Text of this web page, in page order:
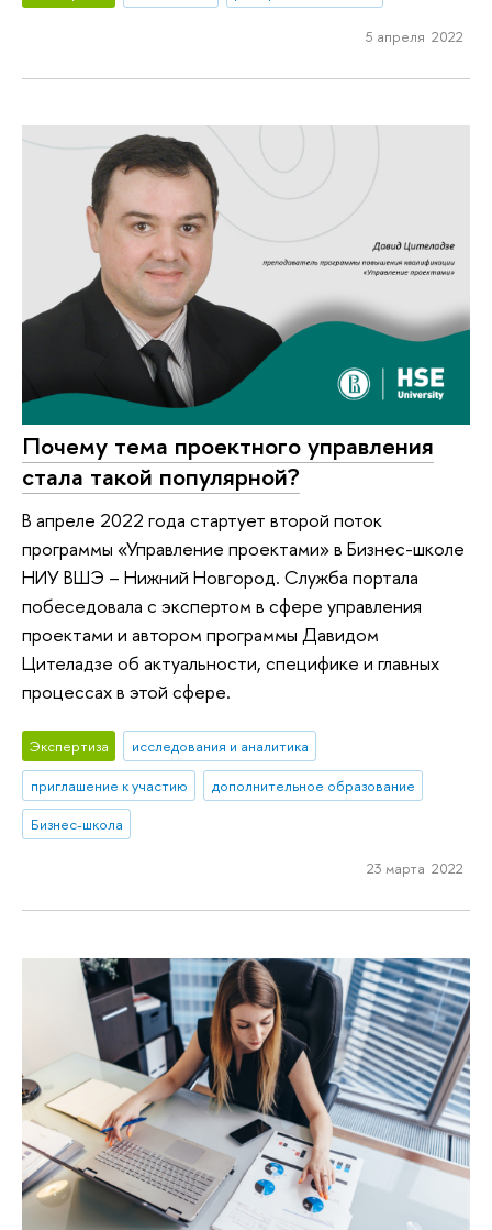
5 апреля 2022
Почему тема проектного управления
стала такой популярной?
В апреле 2022 года стартует второй поток
программы «Управление проектами» в Бизнес-школе
НИУ ВШЭ – Нижний Новгород. Служба портала
побеседовала с экспертом в сфере управления
проектами и автором программы Давидом
Цителадзе об актуальности, специфике и главных
процессах в этой сфере.
Экспертиза
исследования и аналитика
приглашение к участию
дополнительное образование
Бизнес-школа
23 марта 2022